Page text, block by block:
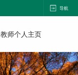
导航
教师个人主页